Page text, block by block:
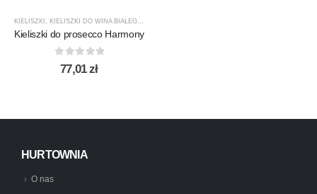
KIELISZKI KIELISZKI DO WINA BIAŁEGO
Kieliszki do prosecco Harmony
out of 5
77,01zł
HURTOWNIA
O nas